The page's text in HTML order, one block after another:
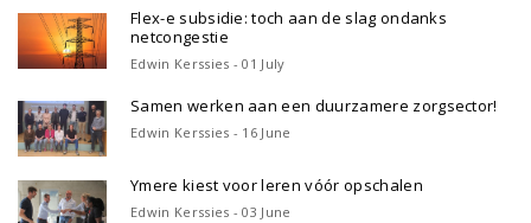
Flex-e subsidie: toch aan de slag ondanks
netcongestie
Edwin Kerssies - 01 July
Samen werken aan een duurzamere zorgsector!
Edwin Kerssies - 16 June
Ymere kiest voor leren vóór opschalen
Edwin Kerssies - 03 June